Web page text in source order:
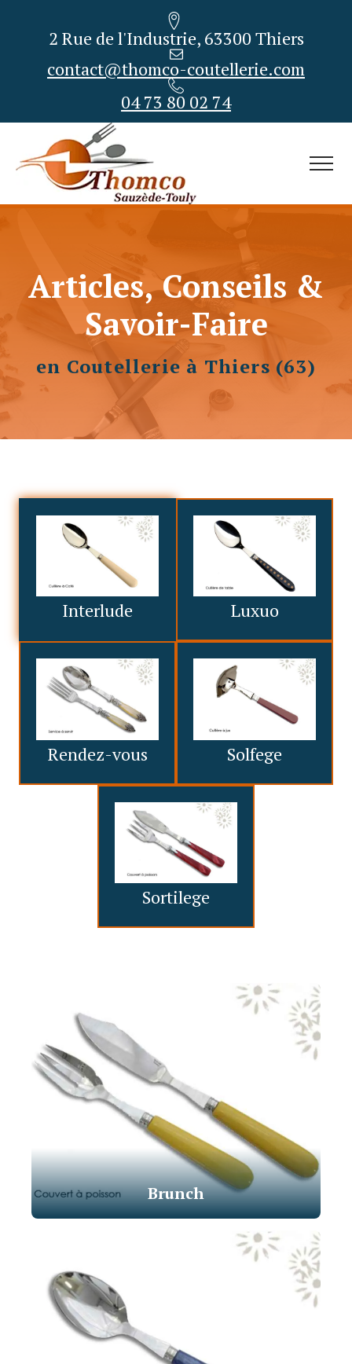
2 Rue de l'Industrie, 63300 Thiers
contact@thomco-coutellerie.com
04 73 80 02 74
Articles, Conseils &
Savoir-Faire
en Coutellerie à Thiers (63)
Interlude Luxuo
Rendez-vous Solfege
Sortilege
Brunch